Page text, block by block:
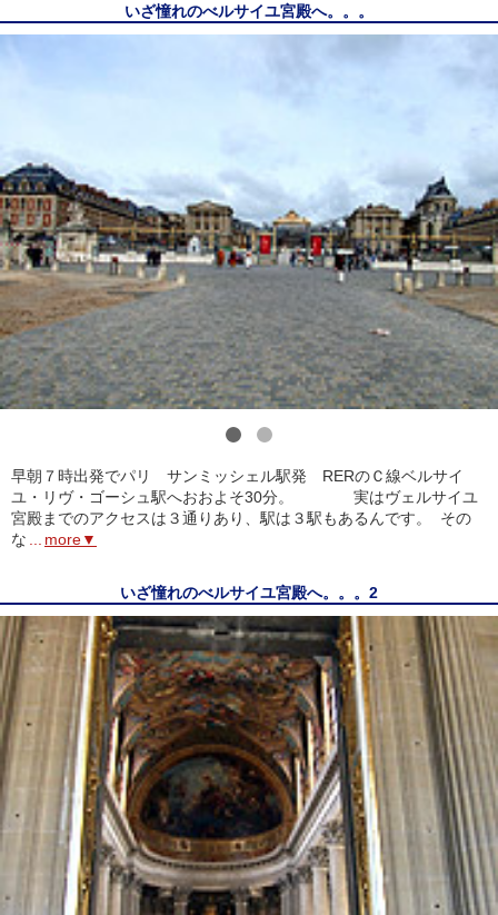
いざ憧れのべルサイユ宮殿へ。。。
早朝７時出発でパリ サンミッシェル駅発 RERのＣ線ベルサイ
ユ・リヴ・ゴーシュ駅へおおよそ30分。 実はヴェルサイユ
宮殿までのアクセスは３通りあり、駅は３駅もあるんです。 その
な
more▼
いざ憧れのべルサイユ宮殿へ。。。2